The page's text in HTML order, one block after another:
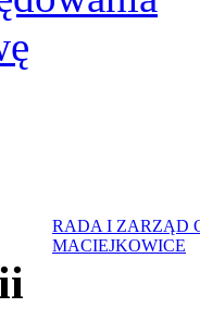
RADA I ZARZĄD
MACIEJKOWICE